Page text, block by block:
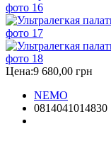
Цена:9 680,00 грн
NEMO
0814041014830